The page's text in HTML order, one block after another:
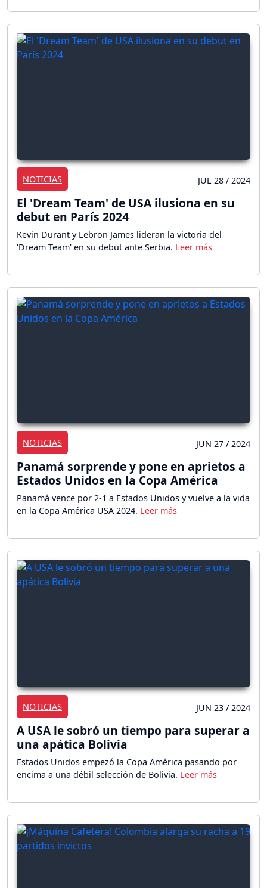
NOTICIAS JUL 28 / 2024
El 'Dream Team' de USA ilusiona en su
debut en París 2024
Kevin Durant y Lebron James lideran la victoria del
'Dream Team' en su debut ante Serbia.
NOTICIAS JUN 27 / 2024
Panamá sorprende y pone en aprietos a
Estados Unidos en la Copa América
Panamá vence por 2-1 a Estados Unidos y vuelve a la vida
en la Copa América USA 2024.
NOTICIAS JUN 23 / 2024
A USA le sobró un tiempo para superar a
una apática Bolivia
Estados Unidos empezó la Copa América pasando por
encima a una débil selección de Bolivia.